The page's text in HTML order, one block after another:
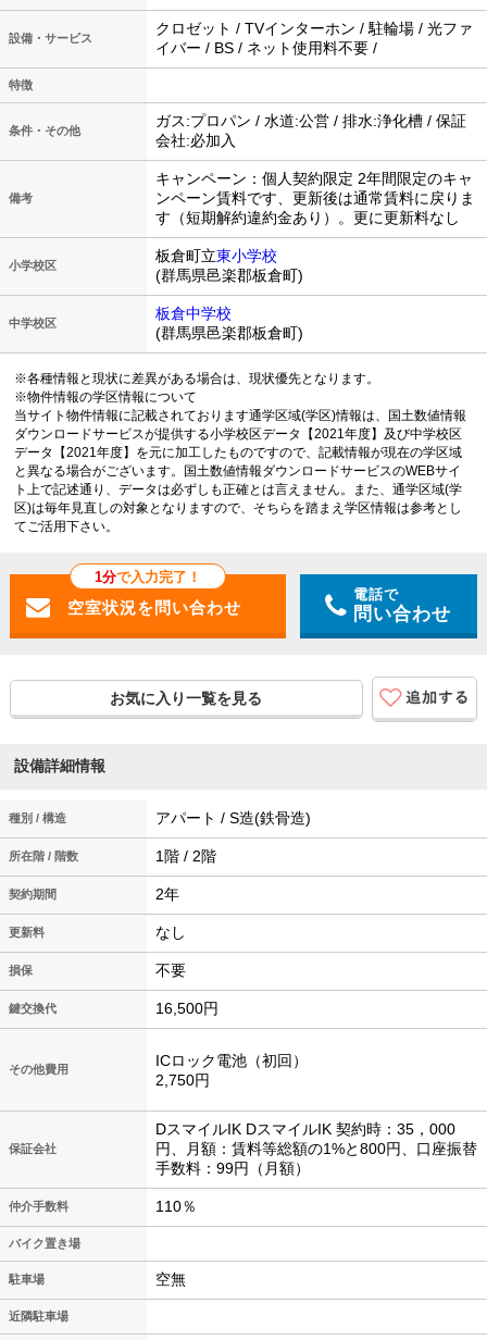
設備・サービス
クロゼット / TVインターホン / 駐輪場 / 光ファ
イバー / BS / ネット使用料不要 /
特徴
条件・その他
ガス:プロパン / 水道:公営 / 排水:浄化槽 / 保証
会社:必加入
備考
キャンペーン：個人契約限定 2年間限定のキャ
ンペーン賃料です、更新後は通常賃料に戻りま
す（短期解約違約金あり）。更に更新料なし
小学校区
板倉町立東小学校
(群馬県邑楽郡板倉町)
中学校区
板倉中学校
(群馬県邑楽郡板倉町)
※各種情報と現状に差異がある場合は、現状優先となります。
※物件情報の学区情報について
当サイト物件情報に記載されております通学区域(学区)情報は、国土数値情報
ダウンロードサービスが提供する小学校区データ【2021年度】及び中学校区
データ【2021年度】を元に加工したものですので、記載情報が現在の学区域
と異なる場合がございます。国土数値情報ダウンロードサービスのWEBサイ
ト上で記述通り、データは必ずしも正確とは言えません。また、通学区域(学
区)は毎年見直しの対象となりますので、そちらを踏まえ学区情報は参考とし
てご活用下さい。
1分で入力完了！
電話で
問い合わせ
お気に入り一覧を見る
設備詳細情報
種別 / 構造 アパート / S造(鉄骨造)
所在階 / 階数 1階 / 2階
契約期間 2年
更新料 なし
損保 不要
鍵交換代 16,500円
その他費用
ICロック電池（初回）
2,750円
保証会社
DスマイルIK DスマイルIK 契約時：35，000
円、月額：賃料等総額の1%と800円、口座振替
手数料：99円（月額）
仲介手数料 110％
バイク置き場
駐車場 空無
近隣駐車場